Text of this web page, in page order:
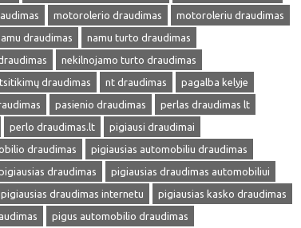
motorolerio draudimas
motoroleriu draudimas
draudimas
namu turto draudimas
nekilnojamo turto draudimas
draudimas nt draudimas
pagalba kelyje
pasienio draudimas
perlas draudimas lt
perlo draudimas.lt
pigiausi draudimai
draudimas
pigiausias automobiliu draudimas
draudimas
pigiausias draudimas automobiliui
pigiausias draudimas internetu
pigiausias kasko draudimas
pigus automobilio draudimas